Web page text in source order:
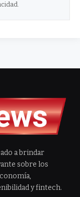
.
a brindar
sobre los
y fintech.